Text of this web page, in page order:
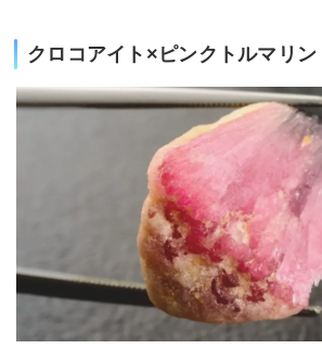
クロコアイト×ピンクトルマリン